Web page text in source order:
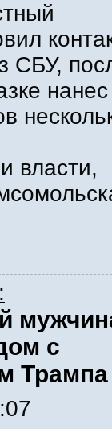
СБУ,
нанес
власти,
с
Трампа